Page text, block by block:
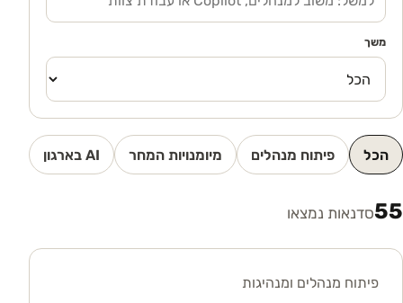
משך
הכל פיתוח מנהלים מיומנויות המחר AI בארגון
55סדנאות נמצאו
פיתוח מנהלים ומנהיגות